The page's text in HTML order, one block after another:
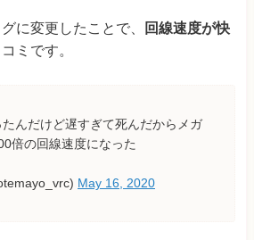
に変更したことで、
回線速度が快
ミです。
んだけど遅すぎて死んだからメガ
倍の回線速度になった
May 16, 2020